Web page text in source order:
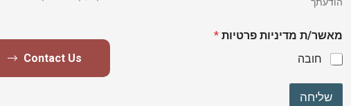
מאשר/ת מדיניות פרטיות *
חובה
שליחה
Contact Us